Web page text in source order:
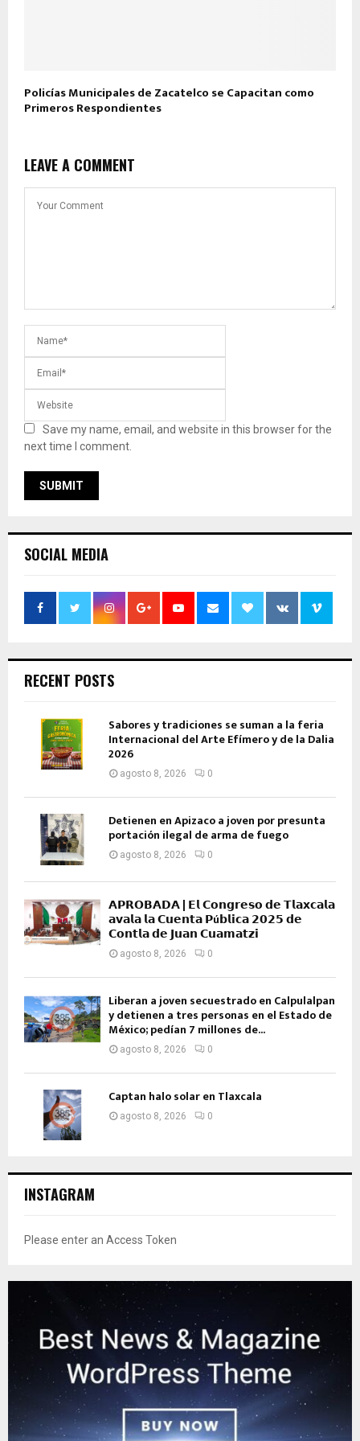
Policías Municipales de Zacatelco se Capacitan como
Primeros Respondientes
LEAVE A COMMENT
Save my name, email, and website in this browser for the
next time I comment.
SOCIAL MEDIA
RECENT POSTS
Sabores y tradiciones se suman a la feria
Internacional del Arte Efímero y de la Dalia
2026
agosto 8, 2026 0
Detienen en Apizaco a joven por presunta
portación ilegal de arma de fuego
agosto 8, 2026 0
𝗔𝗣𝗥𝗢𝗕𝗔𝗗𝗔 | 𝗘𝗹 𝗖𝗼𝗻𝗴𝗿𝗲𝘀𝗼 𝗱𝗲 𝗧𝗹𝗮𝘅𝗰𝗮𝗹𝗮
𝗮𝘃𝗮𝗹𝗮 𝗹𝗮 𝗖𝘂𝗲𝗻𝘁𝗮 𝗣ú𝗯𝗹𝗶𝗰𝗮 𝟮𝟬𝟮𝟱 𝗱𝗲
𝗖𝗼𝗻𝘁𝗹𝗮 𝗱𝗲 𝗝𝘂𝗮𝗻 𝗖𝘂𝗮𝗺𝗮𝘁𝘇𝗶
agosto 8, 2026 0
Liberan a joven secuestrado en Calpulalpan
y detienen a tres personas en el Estado de
México; pedían 7 millones de...
agosto 8, 2026 0
Captan halo solar en Tlaxcala
agosto 8, 2026 0
INSTAGRAM
Please enter an Access Token